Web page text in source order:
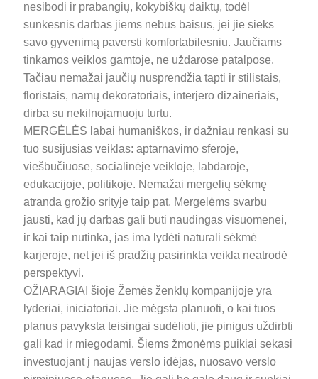
nesibodi ir prabangių, kokybiškų daiktų, todėl
sunkesnis darbas jiems nebus baisus, jei jie sieks
savo gyvenimą paversti komfortabilesniu. Jaučiams
tinkamos veiklos gamtoje, ne uždarose patalpose.
Tačiau nemažai jaučių nusprendžia tapti ir stilistais,
floristais, namų dekoratoriais, interjero dizaineriais,
dirba su nekilnojamuoju turtu.
MERGĖLĖS labai humaniškos, ir dažniau renkasi su
tuo susijusias veiklas: aptarnavimo sferoje,
viešbučiuose, socialinėje veikloje, labdaroje,
edukacijoje, politikoje. Nemažai mergelių sėkmę
atranda grožio srityje taip pat. Mergelėms svarbu
jausti, kad jų darbas gali būti naudingas visuomenei,
ir kai taip nutinka, jas ima lydėti natūrali sėkmė
karjeroje, net jei iš pradžių pasirinkta veikla neatrodė
perspektyvi.
OŽIARAGIAI šioje Žemės ženklų kompanijoje yra
lyderiai, iniciatoriai. Jie mėgsta planuoti, o kai tuos
planus pavyksta teisingai sudėlioti, jie pinigus uždirbti
gali kad ir miegodami. Šiems žmonėms puikiai sekasi
investuojant į naujas verslo idėjas, nuosavo verslo